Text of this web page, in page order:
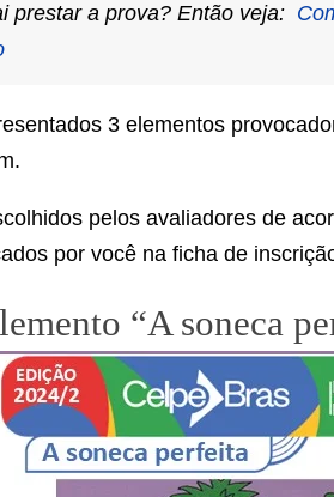
prestar a prova? Então veja:
3 elementos
pelos avaliadores de
por você na ficha de
“A soneca